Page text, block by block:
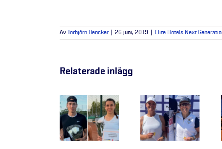
Av Torbjörn Dencker 26 juni, 2019 Elite Hotels Next
Relaterade inlägg